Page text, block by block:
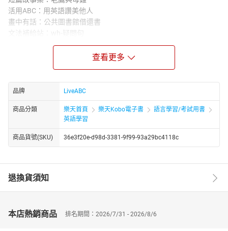
活用ABC：用英語讚美他人
畫中有話：公共圖書館借還書
文法補給站：wh-疑問句
流行最前線：哈利波特影城的魔法歷險記
安妮信箱：我是喵星人的愛好者
悠遊文化：三明治 指間美食的趣味起源
小人物大視界：金強尼的奮鬥人生
ABC長知識：護照顏色大有學問
聽說圖寫：校園巡禮
全民英檢初級聽力模擬試題
本月之星：柯棨棋 樂壇寶藏男孩
查看更多
品牌 LiveABC
商品分類 樂天首頁 樂天Kobo電子書
語言學習/考試用書
英語學習
商品貨號(SKU) 36e3f20e-d98d-3381-9f99-93a29bc4118c
退換貨須知
本店熱銷商品 排名期間：2026/7/31 - 2026/8/6